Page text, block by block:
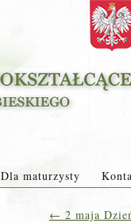
Dla maturzysty
← 2 maja